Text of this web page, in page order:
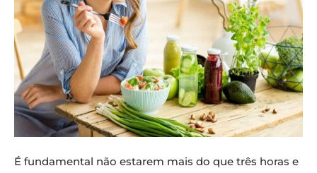
É fundamental não estarem mais do que três horas e